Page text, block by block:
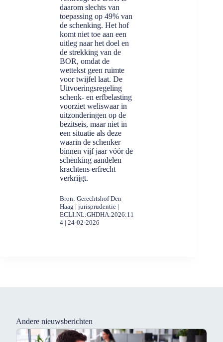
daarom slechts van
toepassing op 49% van
de schenking. Het hof
komt niet toe aan een
uitleg naar het doel en
de strekking van de
BOR, omdat de
wettekst geen ruimte
voor twijfel laat. De
Uitvoeringsregeling
schenk- en erfbelasting
voorziet weliswaar in
uitzonderingen op de
bezitseis, maar niet in
een situatie als deze
waarin de schenker
binnen vijf jaar vóór de
schenking aandelen
krachtens erfrecht
verkrijgt.
Bron: Gerechtshof Den
Haag | jurisprudentie |
ECLI:NL:GHDHA:2026:11
4 | 24-02-2026
Andere nieuwsberichten